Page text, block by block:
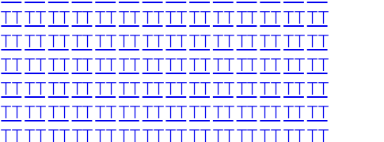
TTTTTTTTTTTTTTTTTTTTTTTTTTTT
TTTTTTTTTTTTTTTTTTTTTTTTTTTT
TTTTTTTTTTTTTTTTTTTTTTTTTTTT
TTTTTTTTTTTTTTTTTTTTTTTTTTTT
TTTTTTTTTTTTTTTTTTTTTTTTTTTT
TTTTTTTTTTTTTTTTTTTTTTTTTTTT